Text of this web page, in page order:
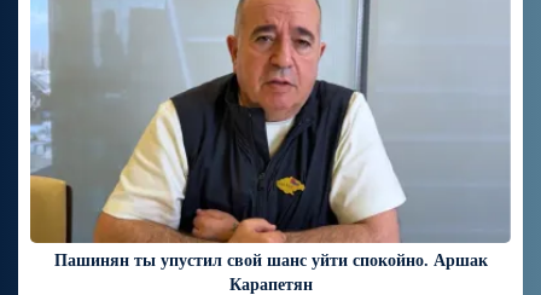
Пашинян ты упустил свой шанс уйти спокойно. Аршак
Карапетян